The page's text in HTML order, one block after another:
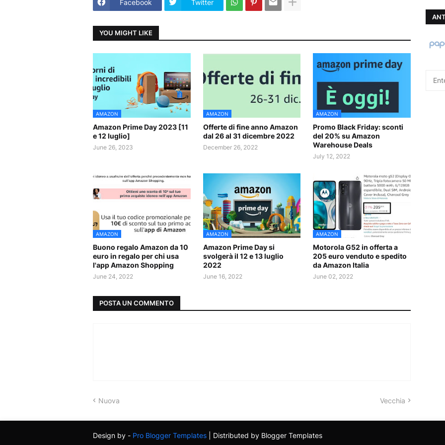
Facebook Twitter
YOU MIGHT LIKE
AMAZON
Amazon Prime Day 2023 [11
e 12 luglio]
June 26, 2023
AMAZON
Offerte di fine anno Amazon
dal 26 al 31 dicembre 2022
December 26, 2022
AMAZON
Promo Black Friday: sconti
del 20% su Amazon
Warehouse Deals
July 12, 2022
AMAZON
Buono regalo Amazon da 10
euro in regalo per chi usa
l'app Amazon Shopping
June 24, 2022
AMAZON
Amazon Prime Day si
svolgerà il 12 e 13 luglio
2022
June 16, 2022
AMAZON
Motorola G52 in offerta a
205 euro venduto e spedito
da Amazon Italia
June 02, 2022
POSTA UN COMMENTO
Nuova Vecchia
Design by - Pro Blogger Templates | Distributed by Blogger Templates